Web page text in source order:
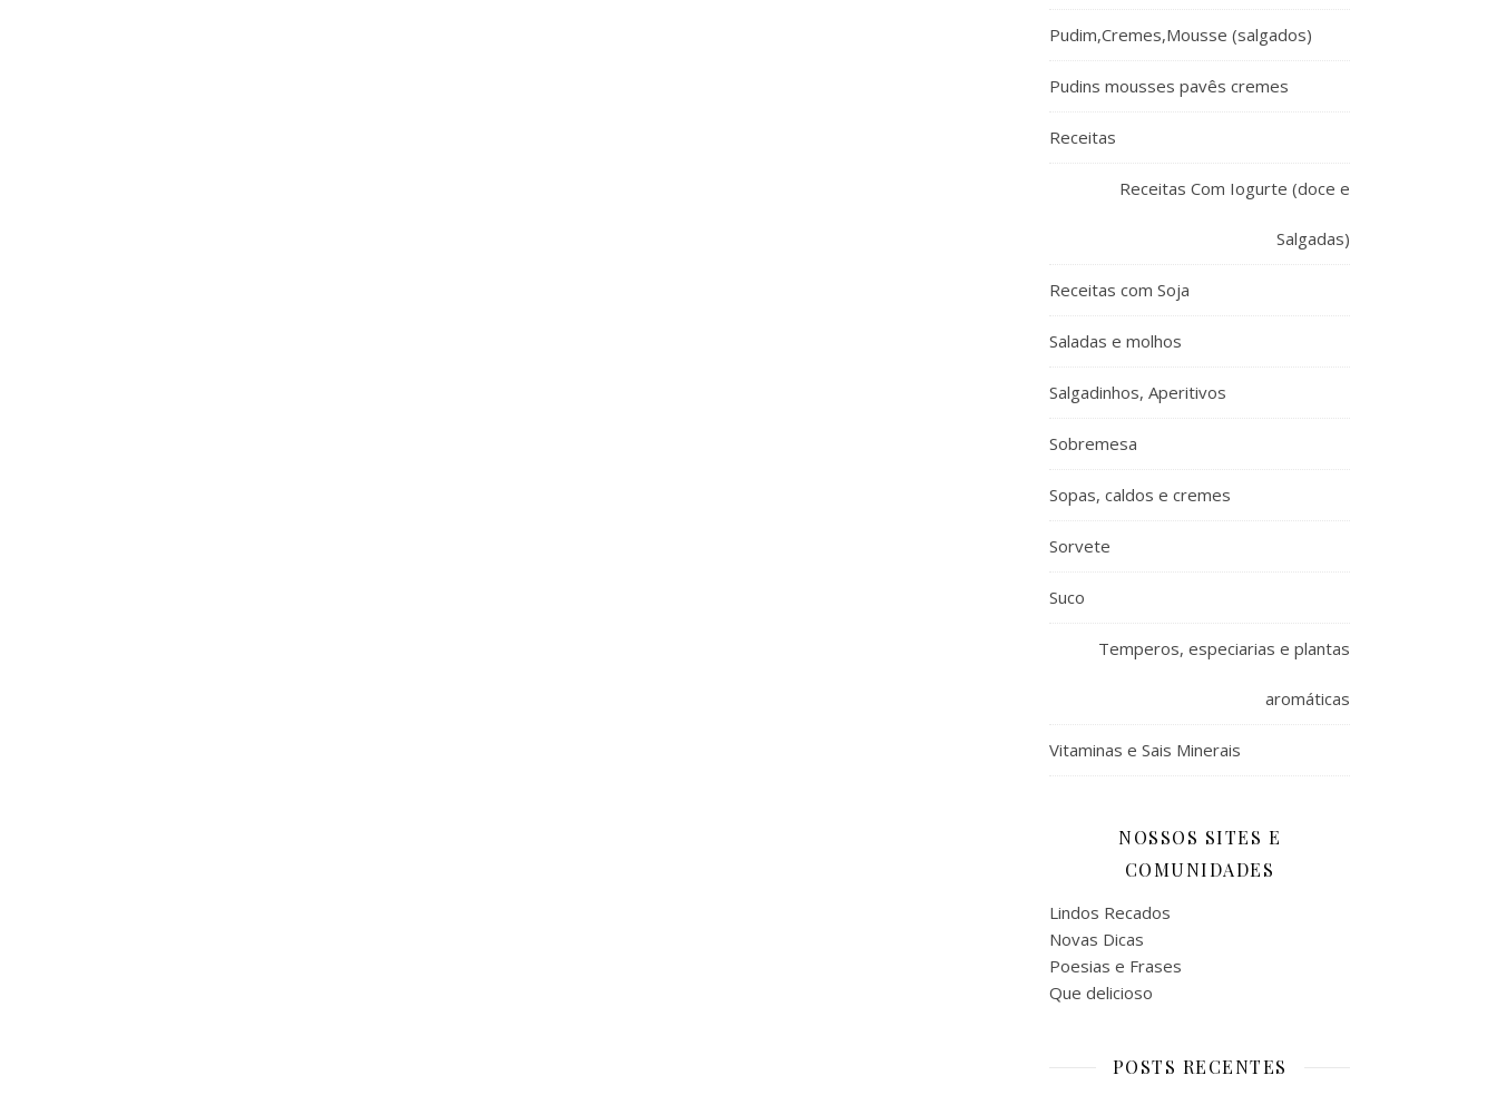
Pudim,Cremes,Mousse (salgados)
Pudins mousses pavês cremes
Receitas
Receitas Com Iogurte (doce e
Salgadas)
Receitas com Soja
Saladas e molhos
Salgadinhos, Aperitivos
Sobremesa
Sopas, caldos e cremes
Sorvete
Suco
Temperos, especiarias e plantas
aromáticas
Vitaminas e Sais Minerais
NOSSOS SITES E
COMUNIDADES
Lindos Recados
Novas Dicas
Poesias e Frases
Que delicioso
POSTS RECENTES